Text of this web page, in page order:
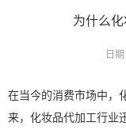
为什么
日
在当今的消费市场中，
来，化妆品代加工行业